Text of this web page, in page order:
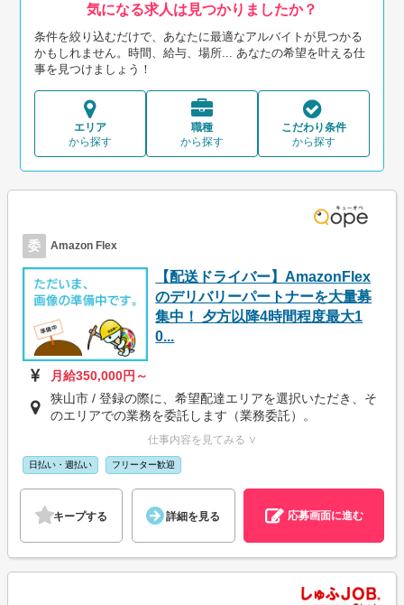
気になる求人は見つかりましたか？
条件を絞り込むだけで、あなたに最適なアルバイトが見つかる
かもしれません。時間、給与、場所... あなたの希望を叶える仕
事を見つけましょう！
エリア
から探す
職種
から探す
こだわり条件
から探す
委 Amazon Flex
【配送ドライバー】AmazonFlex
のデリバリーパートナーを大量募
集中！ 夕方以降4時間程度最大1
0...
月給350,000円～
狭山市 / 登録の際に、希望配達エリアを選択いただき、そ
のエリアでの業務を委託します（業務委託）。
仕事内容を見てみる ∨
日払い・週払い フリーター歓迎
キープする 詳細を見る 応募画面に進む